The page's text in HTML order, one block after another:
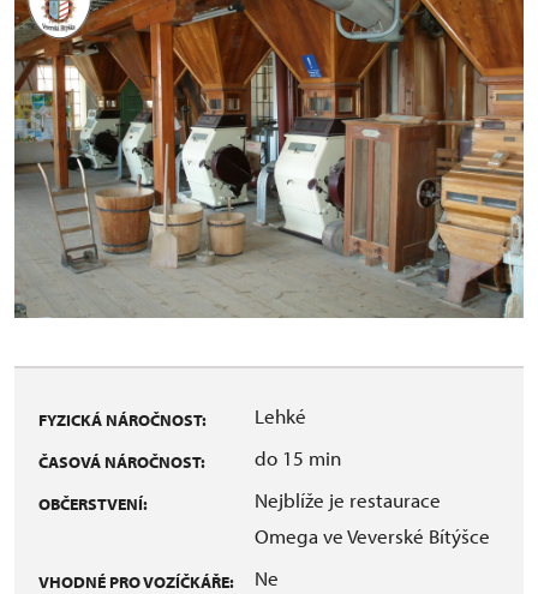
FYZICKÁ NÁROČNOST: Lehké
ČASOVÁ NÁROČNOST: do 15 min
OBČERSTVENÍ:
Nejblíže je restaurace
Omega ve Veverské Bítýšce
VHODNÉ PRO VOZÍČKÁŘE: Ne